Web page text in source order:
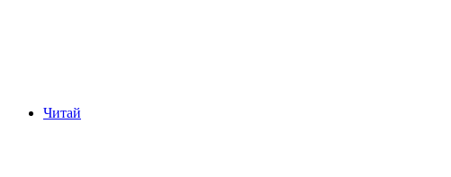
Читай